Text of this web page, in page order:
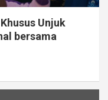
Unjuk
bersama